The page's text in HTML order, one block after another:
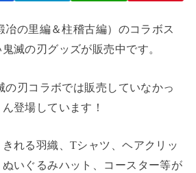
冶の里編＆柱稽古編）のコラボス
滅の刃グッズが販売中です。
の刃コラボでは販売していなかっ
登場しています！
れる羽織、Tシャツ、ヘアクリッ
いぐるみハット、コースター等が